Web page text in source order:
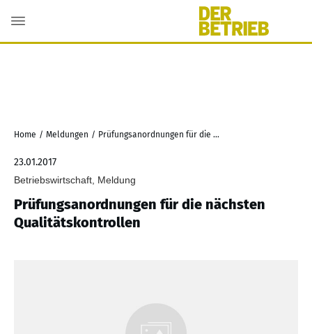
Home / Meldungen / Prüfungsanordnungen für die nächsten Qualitätskontrollen
23.01.2017
Betriebswirtschaft, Meldung
Prüfungsanordnungen für die nächsten
Qualitätskontrollen